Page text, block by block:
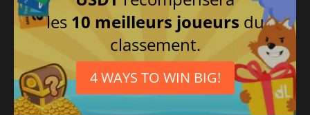
les 10 meilleurs joueurs du
classement.
4 WAYS TO WIN BIG!